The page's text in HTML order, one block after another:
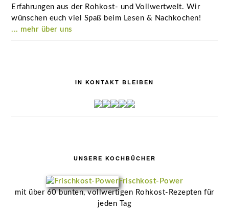
Erfahrungen aus der Rohkost- und Vollwertwelt. Wir
wünschen euch viel Spaß beim Lesen & Nachkochen!
... mehr über uns
IN KONTAKT BLEIBEN
UNSERE KOCHBÜCHER
Frischkost-Power
mit über 60 bunten, vollwertigen Rohkost-Rezepten für
jeden Tag